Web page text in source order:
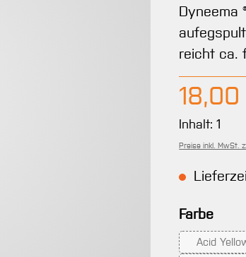
Dyneema
reicht ca.
Regulärer
Inhalt:1
Preise inkl. MwSt.
Farbe
Acid